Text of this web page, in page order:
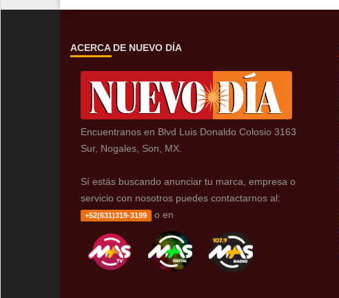
ACERCA DE NUEVO DÍA
Encuentranos en Blvd Luis Donaldo Colosio 3163
Sur, Nogales, Son, MX.
Sí estás buscando anunciar tu marca, empresa o
servicio con nosotros puedes contactarnos al:
+52(631)319-3199 o en